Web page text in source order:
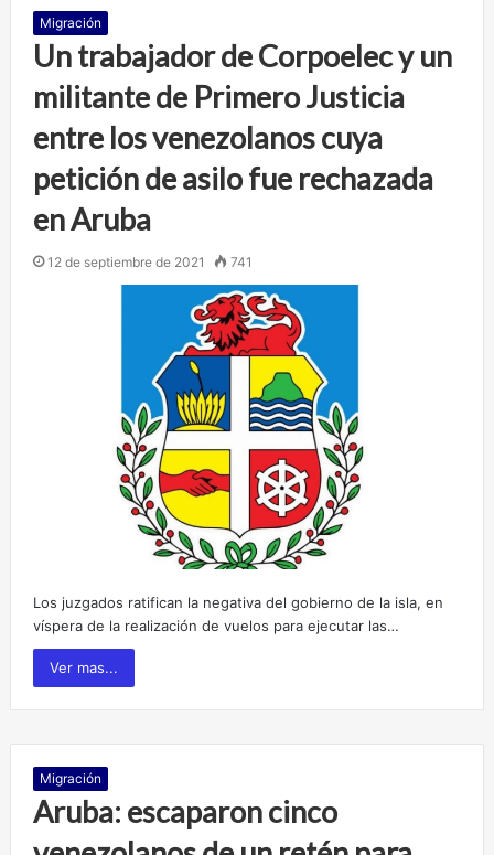
Migración
Un trabajador de Corpoelec y un
militante de Primero Justicia
entre los venezolanos cuya
petición de asilo fue rechazada
en Aruba
12 de septiembre de 2021 741
Los juzgados ratifican la negativa del gobierno de la isla, en
víspera de la realización de vuelos para ejecutar las…
Ver mas...
Migración
Aruba: escaparon cinco